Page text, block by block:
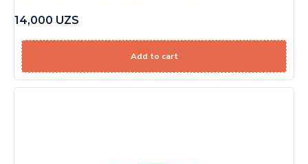
14,000 UZS
Add to cart